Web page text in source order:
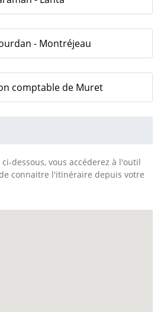
- Montréjeau
comptable de Muret
dessous, vous accéderez à l'outil
connaitre l'itinéraire depuis votre